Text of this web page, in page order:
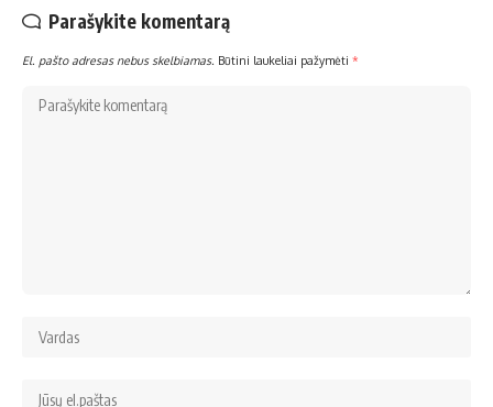
Parašykite komentarą
El. pašto adresas nebus skelbiamas. Būtini laukeliai pažymėti *